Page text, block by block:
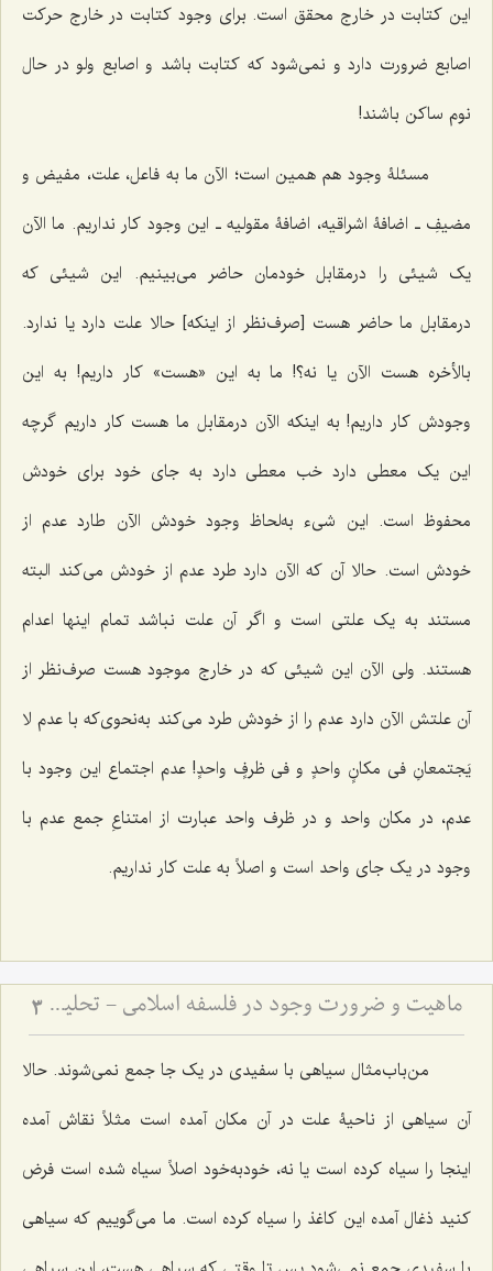
این کتابت در خارج محقق است. برای وجود کتابت در خارج حرکت
اصابع ضرورت دارد و نمی‌شود که کتابت باشد و اصابع ولو در حال
نوم ساکن باشند!
مسئلۀ وجود هم همین است؛ الآن ما به فاعل، علت، مفیض و
مضیفِ ـ اضافۀ اشراقیه، اضافۀ مقولیه ـ این وجود کار نداریم. ما الآن
یک شیئی را درمقابل خودمان حاضر می‌بینیم. این شیئی که
درمقابل ما حاضر هست [صرف‌نظر از اینکه] حالا علت دارد یا ندارد.
بالأخره هست الآن یا نه؟! ما به این «هست» کار داریم! به این
وجودش کار داریم! به اینکه الآن درمقابل ما هست کار داریم گرچه
این یک معطی دارد خب معطی دارد به جای خود برای خودش
محفوظ است. این شیء به‌لحاظ وجود خودش الآن طارد عدم از
خودش است. حالا آن که الآن دارد طرد عدم از خودش می‌کند البته
مستند به یک علتی است و اگر آن علت نباشد تمام اینها اعدام
هستند. ولی الآن این شیئی که در خارج موجود هست صرف‌نظر از
آن علتش الآن دارد عدم را از خودش طرد می‌کند به‌نحوی‌که با عدم لا
یَجتمعانِ فی مکانٍ واحدٍ و فی ظرفٍ واحدٍ! عدم اجتماع این وجود با
عدم، در مکان واحد و در ظرف واحد عبارت از امتناعِ جمع عدم با
وجود در یک جای واحد است و اصلاً به علت کار نداریم.
ماهیت و ضرورت وجود در فلسفه اسلامی - تحلیل تساوی ماهیت نسبت به وجود و عدم در فلسفه 3
من‌باب‌مثال سیاهی با سفیدی در یک جا جمع نمی‌شوند. حالا
آن سیاهی از ناحیۀ علت در آن مکان آمده است مثلاً نقاش آمده
اینجا را سیاه کرده است یا نه، خودبه‌خود اصلاً سیاه شده است فرض
کنید ذغال آمده این کاغذ را سیاه کرده است. ما می‌گوییم که سیاهی